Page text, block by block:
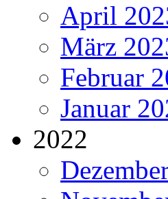
April
März
Februar
Januar
2022